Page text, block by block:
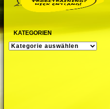
KATEGORIEN
KATEGORIEN